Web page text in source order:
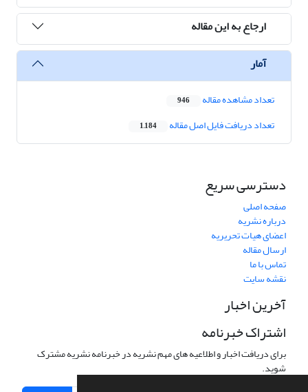
ارجاع به این مقاله
آمار
تعداد مشاهده مقاله 946
تعداد دریافت فایل اصل مقاله 1,184
دسترسی سریع
صفحه اصلی
درباره نشریه
اعضای هیات تحریریه
ارسال مقاله
تماس با ما
نقشه سایت
آخرین اخبار
اشتراک خبرنامه
برای دریافت اخبار و اطلاعیه های مهم نشریه در خبرنامه نشریه مشترک
شوید.